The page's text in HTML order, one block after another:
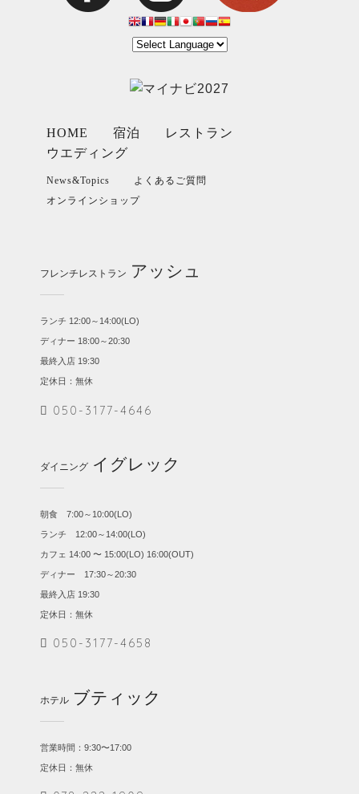
HOME 宿泊
レストラン
ウエディング
News&Topics
よくあるご質問
オンラインショップ
フレンチレストラン アッシュ
ランチ 12:00～14:00(LO)
ディナー 18:00～20:30
最終入店 19:30
定休日：無休
050-3177-4646
ダイニング イグレック
朝食 7:00～10:00(LO)
ランチ 12:00～14:00(LO)
カフェ 14:00 〜 15:00(LO) 16:00(OUT)
ディナー 17:30～20:30
最終入店 19:30
定休日：無休
050-3177-4658
ホテル ブティック
営業時間：9:30〜17:00
定休日：無休